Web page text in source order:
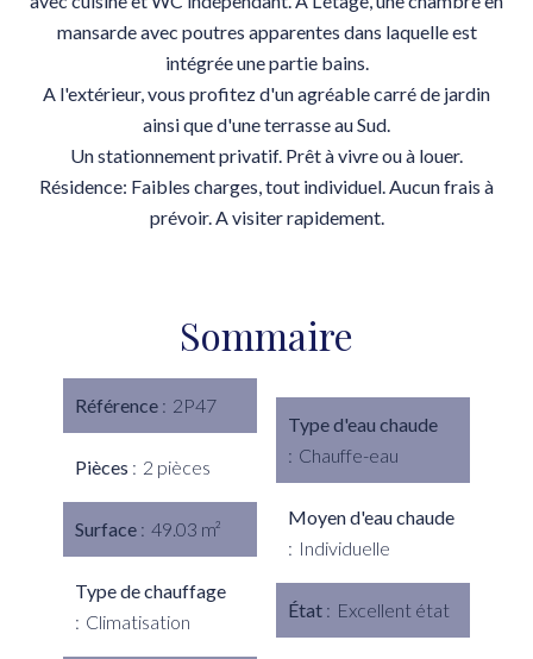
mansarde avec poutres apparentes dans laquelle est
intégrée une partie bains.
A l'extérieur, vous profitez d'un agréable carré de jardin
ainsi que d'une terrasse au Sud.
Un stationnement privatif. Prêt à vivre ou à louer.
Résidence: Faibles charges, tout individuel. Aucun frais à
prévoir. A visiter rapidement.
Sommaire
Référence 2P47
Pièces 2 pièces
Surface 49.03 m²
Type de chauffage
Climatisation
Type d'eau chaude
Chauffe-eau
Moyen d'eau chaude
Individuelle
État Excellent état